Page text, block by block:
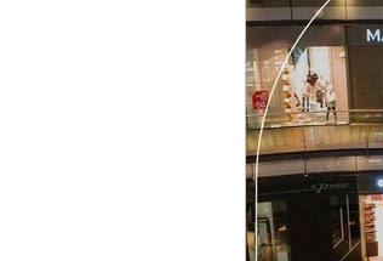
Investidores